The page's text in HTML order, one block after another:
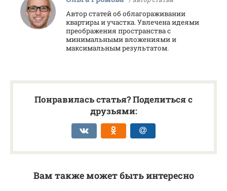
Автор статей об облагораживании
квартиры и участка. Увлечена идеями
преображения пространства с
минимальными вложениями и
максимальным результатом.
Понравилась статья? Поделиться с
друзьями:
Вам также может быть интересно